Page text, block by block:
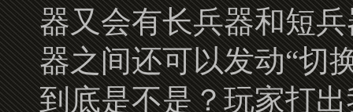
器又会有长兵器和短
器之间还可以发动“切
到底是不是？玩家打